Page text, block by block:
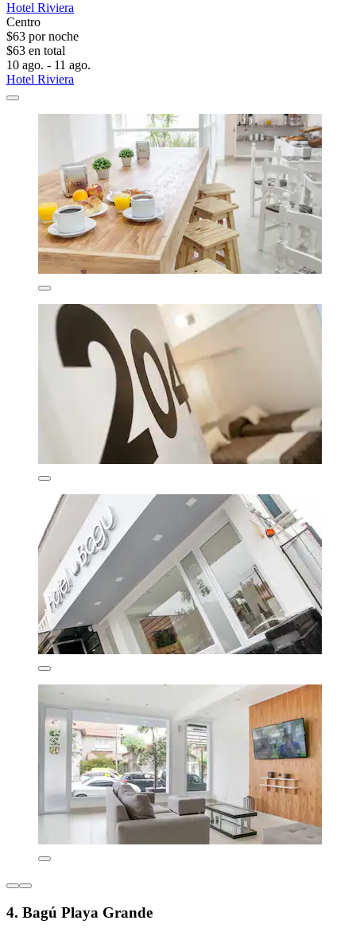
Hotel Riviera
Centro
$63 por noche
$63 en total
10 ago. - 11 ago.
Hotel Riviera
4. Bagú Playa Grande